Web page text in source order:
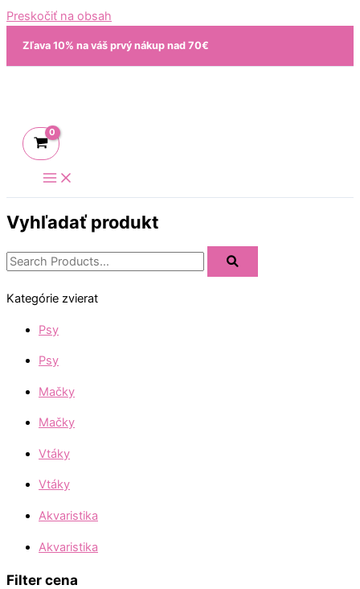
Preskočiť na obsah
Zľava 10% na váš prvý nákup nad 70€
Vyhľadať produkt
Kategórie zvierat
Psy
Psy
Mačky
Mačky
Vtáky
Vtáky
Akvaristika
Akvaristika
Filter cena